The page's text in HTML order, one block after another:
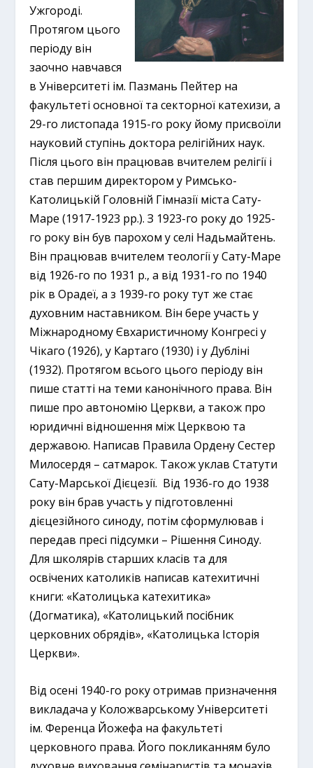
Ужгороді.
Протягом цього
періоду він
заочно навчався
в Університеті ім. Пазмань Пейтер на
факультеті основної та секторної катехизи, а
29-го листопада 1915-го року йому присвоїли
науковий ступінь доктора релігійних наук.
Після цього він працював вчителем релігії і
став першим директором у Римсько-
Католицькій Головній Гімназії міста Сату-
Маре (1917-1923 рр.). З 1923-го року до 1925-
го року він був парохом у селі Надьмайтень.
Він працював вчителем теології у Сату-Маре
від 1926-го по 1931 р., а від 1931-го по 1940
рік в Орадеї, а з 1939-го року тут же стає
духовним наставником. Він бере участь у
Міжнародному Євхаристичному Конгресі у
Чікаго (1926), у Картаго (1930) і у Дубліні
(1932). Протягом всього цього періоду він
пише статті на теми канонічного права. Він
пише про автономію Церкви, а також про
юридичні відношення між Церквою та
державою. Написав Правила Ордену Сестер
Милосердя – сатмарок. Також уклав Статути
Сату-Марської Дієцезії. Від 1936-го до 1938
року він брав участь у підготовленні
дієцезійного синоду, потім сформулював і
передав пресі підсумки – Рішення Синоду.
Для школярів старших класів та для
освічених католиків написав катехитичні
книги: «Католицька катехитика»
(Догматика), «Католицький посібник
церковних обрядів», «Католицька Історія
Церкви».
Від осені 1940-го року отримав призначення
викладача у Коложварському Університеті
ім. Ференца Йожефа на факультеті
церковного права. Його покликанням було